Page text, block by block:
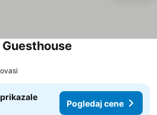
Pogledaj cene